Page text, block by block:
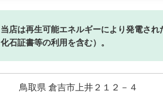
当店は再生可能エネルギーにより発電さ
化石証書等の利用を含む）。
鳥取県 倉吉市上井２１２－４